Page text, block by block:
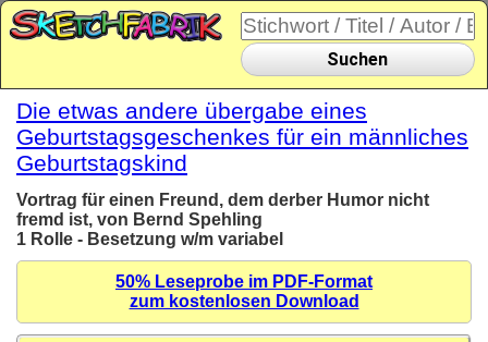
Suchen
Die etwas andere übergabe eines
Geburtstagsgeschenkes für ein männliches
Geburtstagskind
Vortrag für einen Freund, dem derber Humor nicht
fremd ist, von Bernd Spehling
1 Rolle - Besetzung w/m variabel
50% Leseprobe im PDF-Format
zum kostenlosen Download